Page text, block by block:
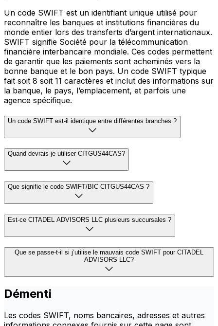
Un code SWIFT est un identifiant unique utilisé pour
reconnaître les banques et institutions financières du
monde entier lors des transferts d’argent internationaux.
SWIFT signifie Société pour la télécommunication
financière interbancaire mondiale. Ces codes permettent
de garantir que les paiements sont acheminés vers la
bonne banque et le bon pays. Un code SWIFT typique
fait soit 8 soit 11 caractères et inclut des informations sur
la banque, le pays, l’emplacement, et parfois une
agence spécifique.
Un code SWIFT est-il identique entre différentes branches ?
Quand devrais-je utiliser CITGUS44CAS?
Que signifie le code SWIFT/BIC CITGUS44CAS ?
Est-ce CITADEL ADVISORS LLC plusieurs succursales ?
Que se passe-t-il si j’utilise le mauvais code SWIFT pour CITADEL
ADVISORS LLC?
Démenti
Les codes SWIFT, noms bancaires, adresses et autres